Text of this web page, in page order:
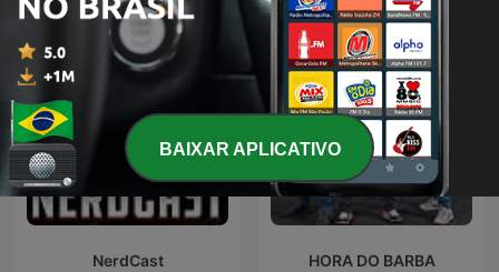
NerdCast HORA DO BARBA
BAIXAR APLICATIVO